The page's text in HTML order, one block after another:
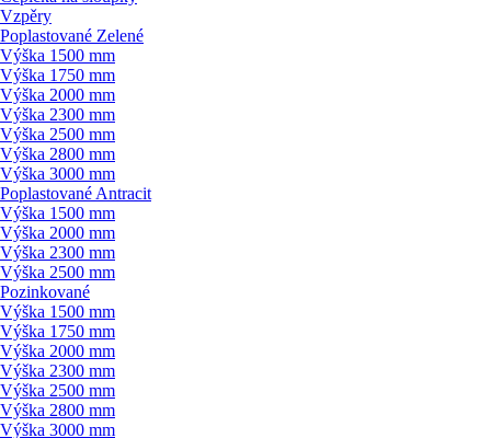
Vzpěry
Poplastované Zelené
Výška 1500 mm
Výška 1750 mm
Výška 2000 mm
Výška 2300 mm
Výška 2500 mm
Výška 2800 mm
Výška 3000 mm
Poplastované Antracit
Výška 1500 mm
Výška 2000 mm
Výška 2300 mm
Výška 2500 mm
Pozinkované
Výška 1500 mm
Výška 1750 mm
Výška 2000 mm
Výška 2300 mm
Výška 2500 mm
Výška 2800 mm
Výška 3000 mm